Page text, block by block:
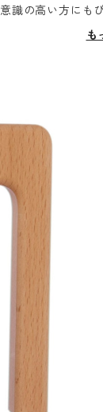
意識の高い方にも
も